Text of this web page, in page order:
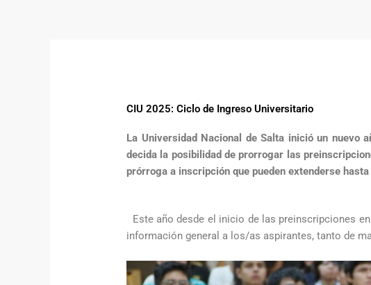
CIU 2025: Ciclo de Ingreso Universitario
La Universidad Nacional de Salta inició un nuevo
decida la posibilidad de prorrogar las
prórroga a inscripción que pueden extenderse
Este año desde el inicio de las preinscripciones
información general a los/as aspirantes, tanto de